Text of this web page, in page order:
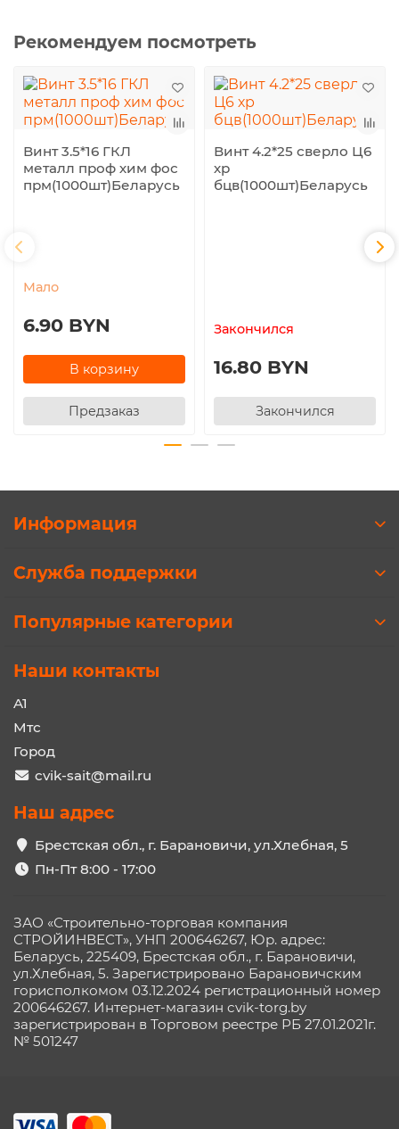
Рекомендуем посмотреть
Винт 3.5*16 ГКЛ
металл проф хим фос
прм(1000шт)Беларусь
Мало
6.90 BYN
В корзину
Предзаказ
Винт 4.2*25 сверло Ц6
хр
бцв(1000шт)Беларусь
Закончился
16.80 BYN
Закончился
Информация
Служба поддержки
Популярные категории
Наши контакты
A1
Мтс
Город
cvik-sait@mail.ru
Наш адрес
Брестская обл., г. Барановичи, ул.Хлебная, 5
Пн-Пт 8:00 - 17:00
ЗАО «Строительно-торговая компания
СТРОЙИНВЕСТ», УНП 200646267, Юр. адрес:
Беларусь, 225409, Брестская обл., г. Барановичи,
ул.Хлебная, 5. Зарегистрировано Барановичским
горисполкомом 03.12.2024 регистрационный номер
200646267. Интернет-магазин cvik-torg.by
зарегистрирован в Торговом реестре РБ 27.01.2021г.
№ 501247